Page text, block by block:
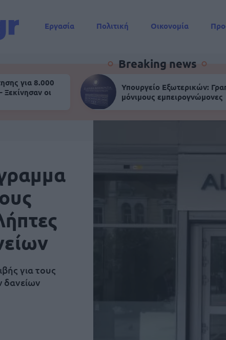
Εργασία Πολιτική Οικονομία
Breaking news
για 8.000
οι
Υπουργείο Εξωτερικών:
μόνιμους εμπειρογνώμονες
για τους
δανείων